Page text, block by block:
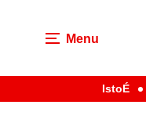
Menu
IstoÉ